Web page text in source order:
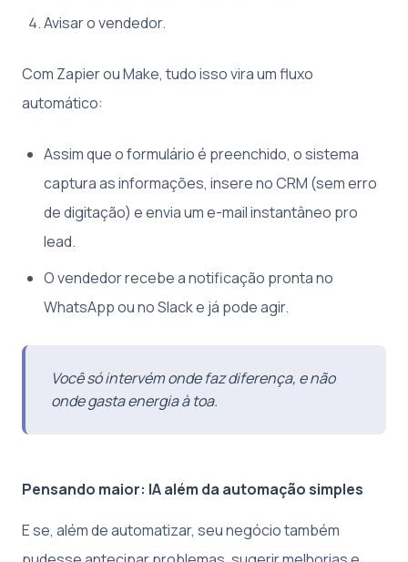
Avisar o vendedor.
Com Zapier ou Make, tudo isso vira um fluxo
automático:
Assim que o formulário é preenchido, o sistema
captura as informações, insere no CRM (sem erro
de digitação) e envia um e-mail instantâneo pro
lead.
O vendedor recebe a notificação pronta no
WhatsApp ou no Slack e já pode agir.
Você só intervém onde faz diferença, e não
onde gasta energia à toa.
Pensando maior: IA além da automação simples
E se, além de automatizar, seu negócio também